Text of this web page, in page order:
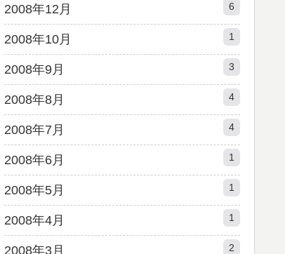
2008年12月 6
2008年10月 1
2008年9月 3
2008年8月 4
2008年7月 4
2008年6月 1
2008年5月 1
2008年4月 1
2008年3月 2